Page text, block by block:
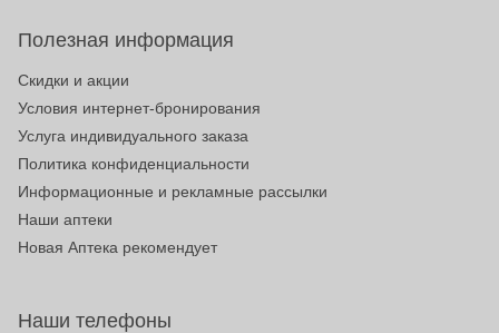
Полезная информация
Скидки и акции
Условия интернет-бронирования
Услуга индивидуального заказа
Политика конфиденциальности
Информационные и рекламные рассылки
Наши аптеки
Новая Аптека рекомендует
Наши телефоны